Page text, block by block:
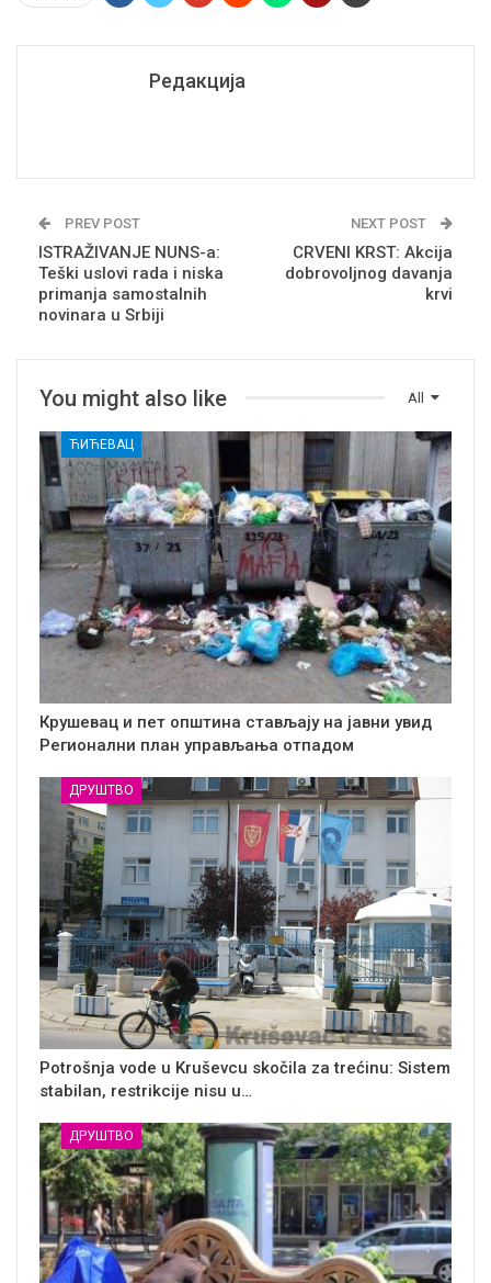
Редакција
PREV POST
ISTRAŽIVANJE NUNS-a:
Teški uslovi rada i niska
primanja samostalnih
novinara u Srbiji
NEXT POST
CRVENI KRST: Akcija
dobrovoljnog davanja
krvi
All
You might also like
ЋИЋЕВАЦ
Крушевац и пет општина стављају на јавни увид
Регионални план управљања отпадом
ДРУШТВО
Potrošnja vode u Kruševcu skočila za trećinu: Sistem
stabilan, restrikcije nisu u…
ДРУШТВО